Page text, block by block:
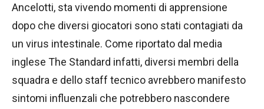
Ancelotti, sta vivendo momenti di apprensione
dopo che diversi giocatori sono stati contagiati da
un virus intestinale. Come riportato dal media
inglese The Standard infatti, diversi membri della
squadra e dello staff tecnico avrebbero manifesto
sintomi influenzali che potrebbero nascondere